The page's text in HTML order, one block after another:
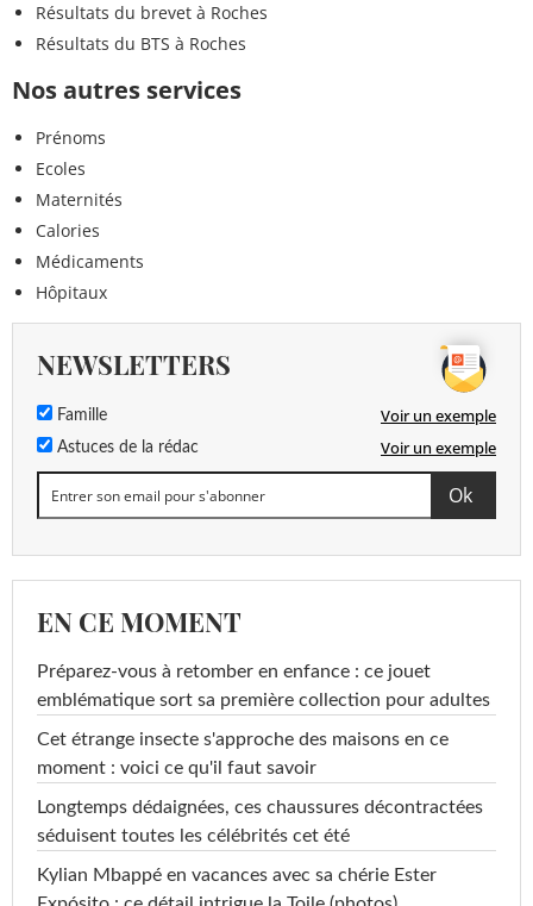
Résultats du brevet à Roches
Résultats du BTS à Roches
Nos autres services
Prénoms
Ecoles
Maternités
Calories
Médicaments
Hôpitaux
NEWSLETTERS
Famille Voir un exemple
Astuces de la rédac Voir un exemple
EN CE MOMENT
Préparez-vous à retomber en enfance : ce jouet
emblématique sort sa première collection pour adultes
Cet étrange insecte s'approche des maisons en ce
moment : voici ce qu'il faut savoir
Longtemps dédaignées, ces chaussures décontractées
séduisent toutes les célébrités cet été
Kylian Mbappé en vacances avec sa chérie Ester